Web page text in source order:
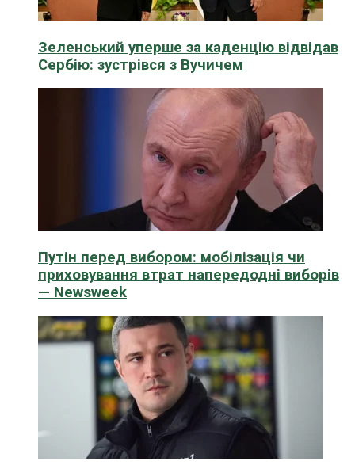
Зеленський уперше за каденцію відвідав
Сербію: зустрівся з Вучичем
Путін перед вибором: мобілізація чи
приховування втрат напередодні виборів
— Newsweek